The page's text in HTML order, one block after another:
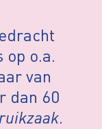
op o.a.
van
dan 60
.